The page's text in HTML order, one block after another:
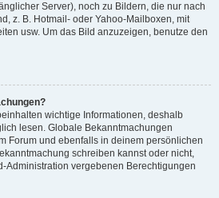
Server), noch zu Bildern, die nur nach
z. B. Hotmail- oder Yahoo-Mailboxen, mit
usw. Um das Bild anzuzeigen, benutze den
wichtige Informationen, deshalb
lesen. Globale Bekanntmachungen
Forum und ebenfalls in deinem persönlichen
schreiben kannst oder nicht,
Administration vergebenen Berechtigungen